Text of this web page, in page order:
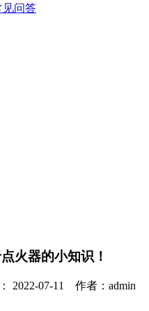
见问答
火器的小知识！
2022-07-11 作者：admin